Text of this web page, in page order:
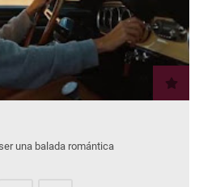
una balada romántica